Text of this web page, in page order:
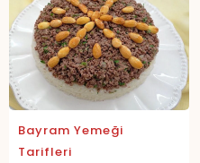
Bayram Yemeği
Tarifleri